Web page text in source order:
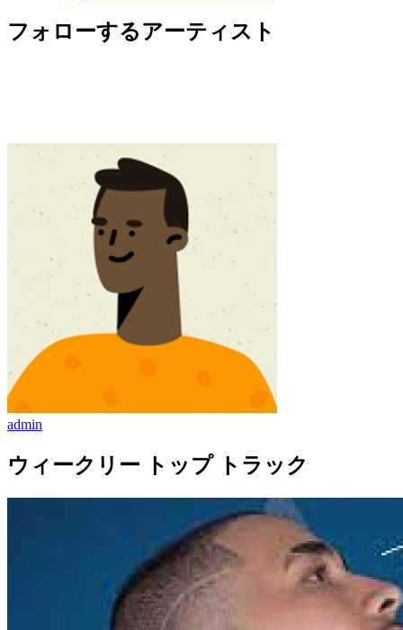
フォローするアーティスト
admin
ウィークリー トップ トラック